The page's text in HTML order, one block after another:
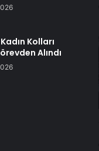
Kolları
Alındı